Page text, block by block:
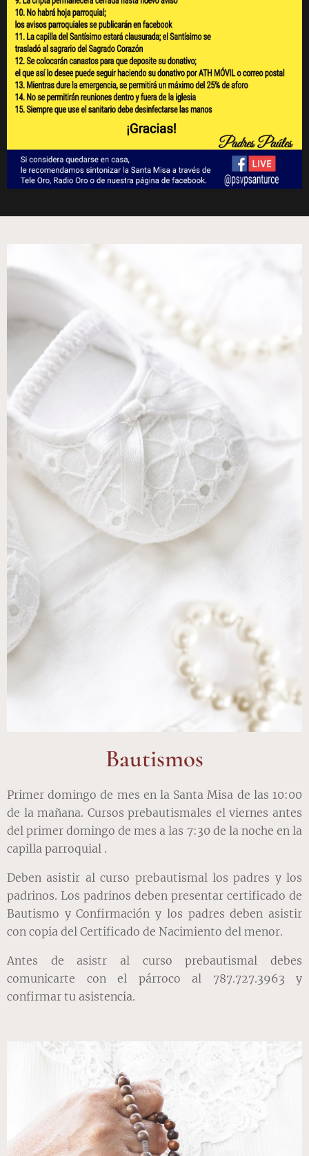
Bautismos
Primer domingo de mes en la Santa Misa de las 10:00
de la mañana. Cursos prebautismales el viernes antes
del primer domingo de mes a las 7:30 de la noche en la
capilla parroquial .
Deben asistir al curso prebautismal los padres y los
padrinos. Los padrinos deben presentar certificado de
Bautismo y Confirmación y los padres deben asistir
con copia del Certificado de Nacimiento del menor.
Antes de asistr al curso prebautismal debes
comunicarte con el párroco al 787.727.3963 y
confirmar tu asistencia.